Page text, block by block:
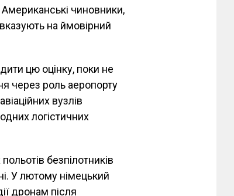
Американські чиновники,
на ймовірний
цю оцінку, поки не
через роль аеропорту
вузлів
логістичних
безпілотників
У лютому німецький
дронам після